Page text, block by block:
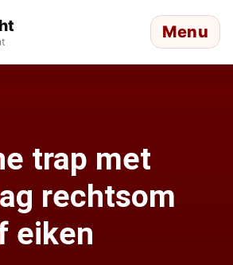
Menu
trap met
rechtsom
eiken